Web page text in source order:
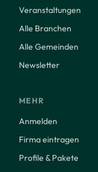
Veranstaltungen
Alle Branchen
Alle Gemeinden
Newsletter
MEHR
Anmelden
Firma eintragen
Profile & Pakete